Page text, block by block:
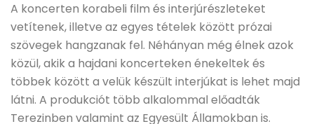
A koncerten korabeli film és interjúrészleteket
vetítenek, illetve az egyes tételek között prózai
szövegek hangzanak fel. Néhányan még élnek azok
közül, akik a hajdani koncerteken énekeltek és
többek között a velük készült interjúkat is lehet majd
látni. A produkciót több alkalommal előadták
Terezinben valamint az Egyesült Államokban is.